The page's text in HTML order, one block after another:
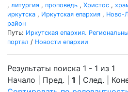
, литургия , проповедь , Христос ,
иркутска , Иркутская епархия , Ново-
район
Путь: Иркутская епархия.
портал / Новости епархии
Результаты поиска 1 - 1 из 1
Начало | Пред. | 1 | След. |